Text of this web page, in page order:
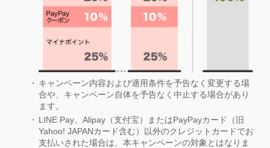
キャンペーン内容および適用条件を予告なく変更する場
合や、キャンペーン自体を予告なく中止する場合があり
ます。
LINE Pay、Alipay（支付宝）またはPayPayカード（旧
Yahoo! JAPANカード含む）以外のクレジットカードでお
支払いされた場合は、本キャンペーンの対象とはなりま